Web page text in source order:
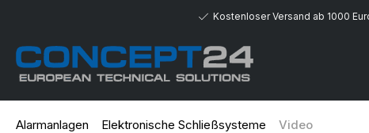
Kostenloser Versand ab 1000
Alarmanlagen Elektronische Schließsysteme Video